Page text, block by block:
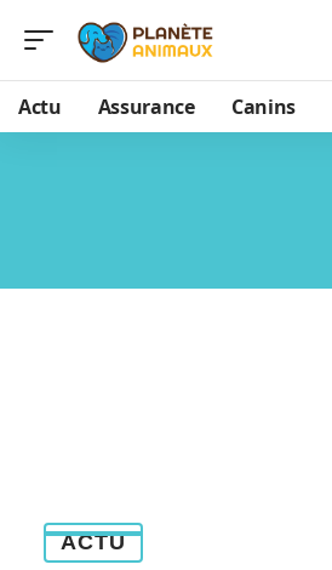
Actu Assurance Canins
ACTU